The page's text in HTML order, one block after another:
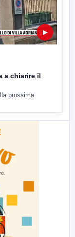
▶
a chiarire il
prossima